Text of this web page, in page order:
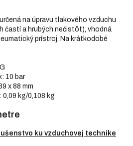
na úpravu tlakového vzduchu
častí a hrubých nečistôt), vhodná
prístroj. Na krátkodobé
10 bar
x 88 mm
kg/0,108 kg
ku vzduchovej technike